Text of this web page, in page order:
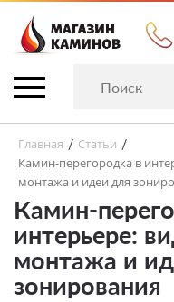
Главная / Статьи /
Камин-перегородка в
монтажа и идеи для
Камин-
интерьере:
монтажа и
зонирования